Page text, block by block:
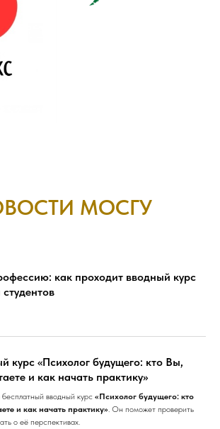
МОСГУ
как проходит вводный курс
курс «Психолог будущего: кто Вы,
и как начать практику»
вводный курс «Психолог будущего: кто
и как начать практику». Он поможет проверить
о её перспективах.